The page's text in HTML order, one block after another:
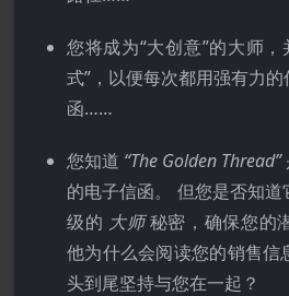
您将成为“大创意”的大师，
式”，以便每次都用强有力
函……
您知道 “The Golden Thread”
的电子信函。 但您是否知
级的 大师秘密，确保您的
他为什么会阅读您的销售信
头到尾坚持与您在一起？